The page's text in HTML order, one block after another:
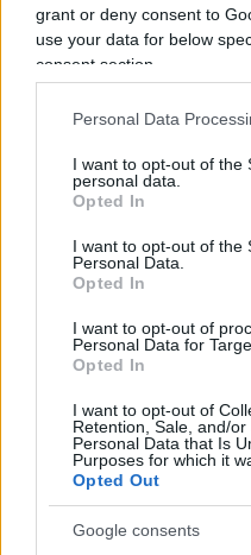
grant or deny consent to
use your data for below
consent section.
Personal Data
I want to opt-out of the
personal data.
Opted In
I want to opt-out of the
Personal Data.
Opted In
I want to opt-out of
Personal Data for
Opted In
I want to opt-out of
Retention, Sale, and/
Personal Data that Is
Purposes for which it
Opted Out
Google consents
dello scooter “senza
guida” e “dopo aver
stupefacenti”, dando il
elevatissima per circa
trasportata, delle
suo inseguimento e
già avevano definito
messo in atto dai
retorica della sinistra,
una decisione in
che il carabiniere,
registro degli indagati
stradale. Sia i legali di